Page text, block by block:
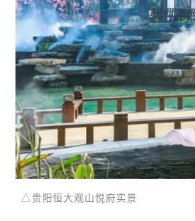
△贵阳恒大观山悦府实景